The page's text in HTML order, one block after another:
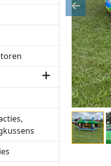
Previous